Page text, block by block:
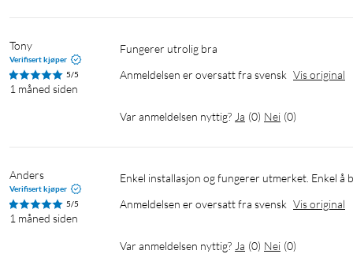
Tony
Verifisert kjøper
5/5
1 måned siden
Fungerer utrolig bra
Anmeldelsen er oversatt fra svensk Vis original
Var anmeldelsen nyttig? Ja (0) Nei (0)
Anders
Verifisert kjøper
5/5
1 måned siden
Enkel installasjon og fungerer utmerket. Enkel å
Anmeldelsen er oversatt fra svensk Vis original
Var anmeldelsen nyttig? Ja (0) Nei (0)